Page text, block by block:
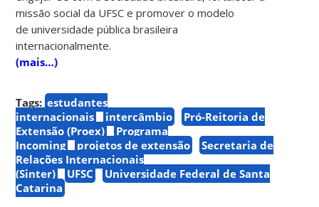
missão social da UFSC e promover o modelo
de universidade pública brasileira
internacionalmente.
(mais…)
Tags: estudantes
internacionais
intercâmbio
Pró-Reitoria de
Extensão (Proex)
Programa
Incoming
projetos de extensão
Secretaria de
Relações Internacionais
(Sinter)
UFSC
Universidade Federal de Santa
Catarina